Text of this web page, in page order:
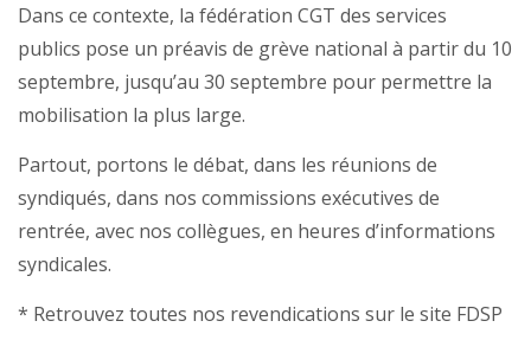
Dans ce contexte, la fédération CGT des services
publics pose un préavis de grève national à partir du 10
septembre, jusqu’au 30 septembre pour permettre la
mobilisation la plus large.
Partout, portons le débat, dans les réunions de
syndiqués, dans nos commissions exécutives de
rentrée, avec nos collègues, en heures d’informations
syndicales.
* Retrouvez toutes nos revendications sur le site FDSP